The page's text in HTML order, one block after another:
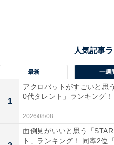
「まだ泳げなかった小学校
に気づかずに行ってしまい
てもがいてるところを助け
性）
「水泳教室に入りたての頃
ャンプして数メートル渡らな
最新 一週
1
アクロバットがすごいと思
0代タレント」ランキング！
2026/08/08
面倒見がいいと思う「
ト」ランキング！ 同率2位